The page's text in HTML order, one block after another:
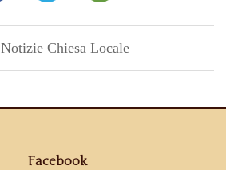
Notizie Chiesa Locale
Facebook